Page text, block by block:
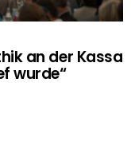
an der Kassa
wurde“